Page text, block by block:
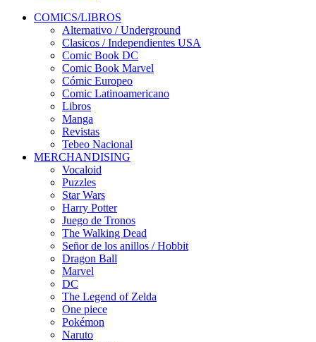
COMICS/LIBROS
Alternativo / Underground
Clasicos / Independientes USA
Comic Book DC
Comic Book Marvel
Cómic Europeo
Comic Latinoamericano
Libros
Manga
Revistas
Tebeo Nacional
MERCHANDISING
Vocaloid
Puzzles
Star Wars
Harry Potter
Juego de Tronos
The Walking Dead
Señor de los anillos / Hobbit
Dragon Ball
Marvel
DC
The Legend of Zelda
One piece
Pokémon
Naruto